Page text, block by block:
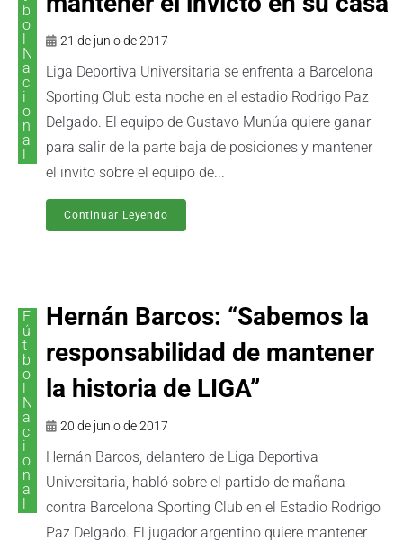
b
o
l
N
a
c
i
o
n
a
l
21 de junio de 2017
Liga Deportiva Universitaria se enfrenta a Barcelona
Sporting Club esta noche en el estadio Rodrigo Paz
Delgado. El equipo de Gustavo Munúa quiere ganar
para salir de la parte baja de posiciones y mantener
el invito sobre el equipo de...
Continuar Leyendo
F
ú
t
b
o
l
N
a
c
i
o
n
a
l
Hernán Barcos: “Sabemos la
responsabilidad de mantener
la historia de LIGA”
20 de junio de 2017
Hernán Barcos, delantero de Liga Deportiva
Universitaria, habló sobre el partido de mañana
contra Barcelona Sporting Club en el Estadio Rodrigo
Paz Delgado. El jugador argentino quiere mantener